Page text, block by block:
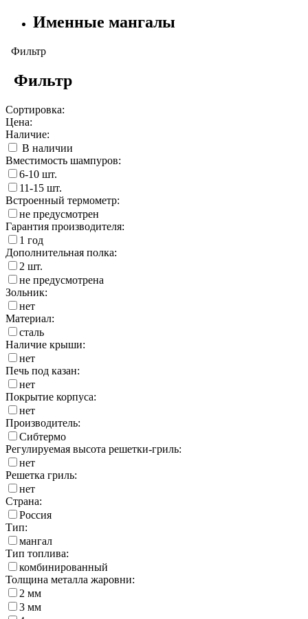
Именные мангалы
Фильтр
Фильтр
Сортировка:
Цена:
Наличие:
В наличии
Вместимость шампуров:
6-10 шт.
11-15 шт.
Встроенный термометр:
не предусмотрен
Гарантия производителя:
1 год
Дополнительная полка:
2 шт.
не предусмотрена
Зольник:
нет
Материал:
сталь
Наличие крыши:
нет
Печь под казан:
нет
Покрытие корпуса:
нет
Производитель:
Сибтермо
Регулируемая высота решетки-гриль:
нет
Решетка гриль:
нет
Страна:
Россия
Тип:
мангал
Тип топлива:
комбинированный
Толщина металла жаровни:
2 мм
3 мм